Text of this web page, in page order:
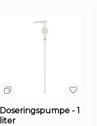
Doseringspumpe - 1
liter